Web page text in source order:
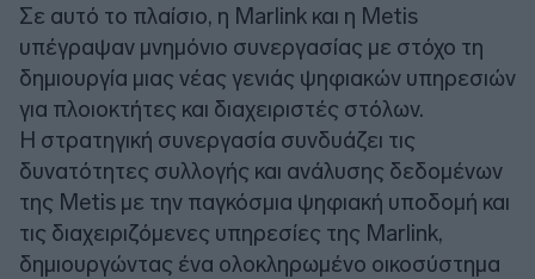
Σε αυτό το πλαίσιο, η Marlink και η Metis
υπέγραψαν μνημόνιο συνεργασίας με στόχο τη
δημιουργία μιας νέας γενιάς ψηφιακών υπηρεσιών
για πλοιοκτήτες και διαχειριστές στόλων.
Η στρατηγική συνεργασία συνδυάζει τις
δυνατότητες συλλογής και ανάλυσης δεδομένων
της Metis με την παγκόσμια ψηφιακή υποδομή και
τις διαχειριζόμενες υπηρεσίες της Marlink,
δημιουργώντας ένα ολοκληρωμένο οικοσύστημα